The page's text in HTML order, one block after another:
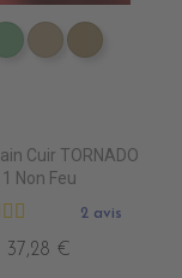
NEIGE
EN3010EN3020EN3030
Cuir TORNADO
1 Non Feu
2 avis
37,28 €